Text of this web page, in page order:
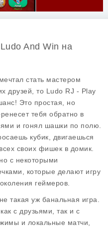
And Win на
стать мастером
друзей, то Ludo RJ - Play
Это простая, но
тебя обратно в
и гонял шашки по полю.
кубик, двигаешься
своих фишек в домик.
с некоторыми
которые делают игру
геймеров.
такая уж банальная игра.
с друзьями, так и с
и локальные матчи,